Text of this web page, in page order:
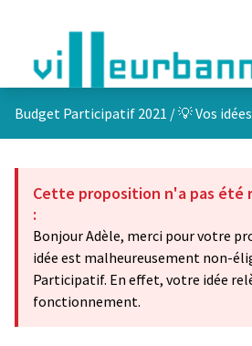
Budget Participatif 2021 /💡 Vos idées
Cette proposition n'a pas été
:
Bonjour Adèle, merci pour votre
idée est malheureusement non-
Participatif. En effet, votre idée
fonctionnement.